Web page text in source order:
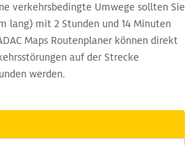
verkehrsbedingte Umwege sollten Sie
lang) mit 2 Stunden und 14 Minuten
Maps Routenplaner können direkt
auf der Strecke
werden.